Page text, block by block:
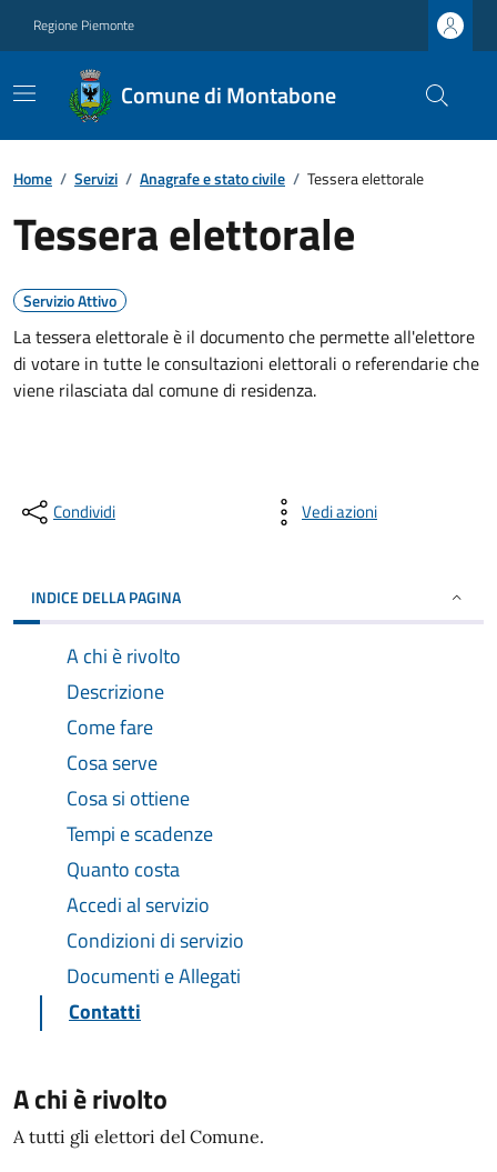
Regione Piemonte
Comune di Montabone
Home / Servizi / Anagrafe e stato civile / Tessera elettorale
Tessera elettorale
Servizio Attivo
La tessera elettorale è il documento che permette all'elettore
di votare in tutte le consultazioni elettorali o referendarie che
viene rilasciata dal comune di residenza.
Condividi Vedi azioni
INDICE DELLA PAGINA
A chi è rivolto
Descrizione
Come fare
Cosa serve
Cosa si ottiene
Tempi e scadenze
Quanto costa
Accedi al servizio
Condizioni di servizio
Documenti e Allegati
Contatti
A chi è rivolto
A tutti gli elettori del Comune.